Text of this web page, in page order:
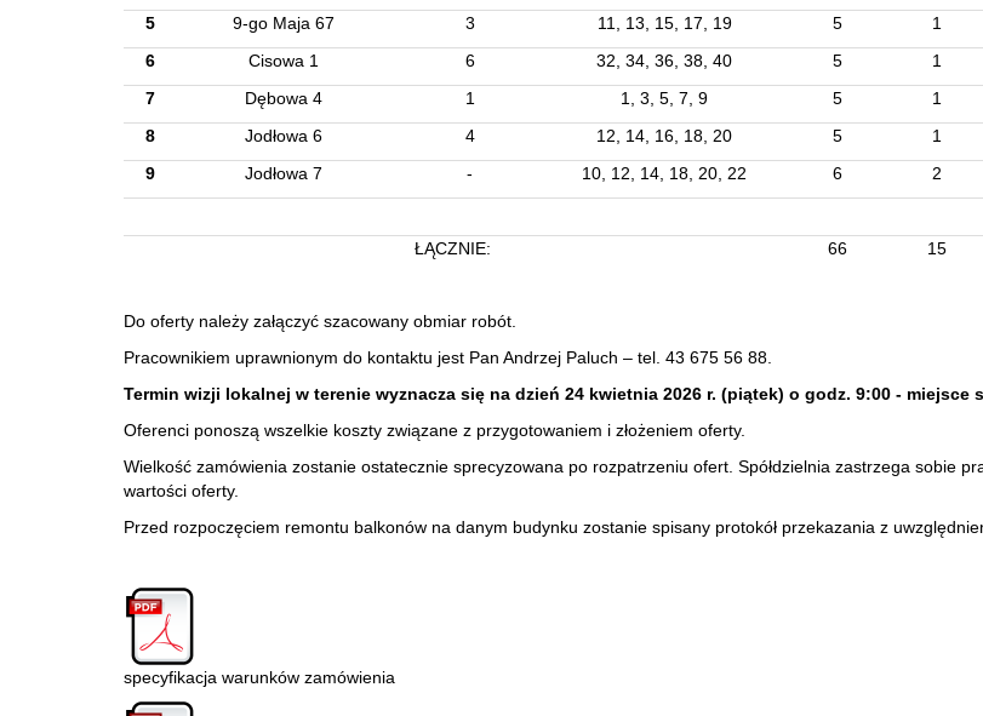
5
9-go Maja 67 3 11, 13, 15, 17, 19 5 1
6
Cisowa 1 6 32, 34, 36, 38, 40 5 1
7
Dębowa 4 1 1, 3, 5, 7, 9 5 1
8
Jodłowa 6 4 12, 14, 16, 18, 20 5 1
9
Jodłowa 7 - 10, 12, 14, 18, 20, 22 6 2
ŁĄCZNIE: 66 15
Do oferty należy załączyć szacowany obmiar robót.
Pracownikiem uprawnionym do kontaktu jest Pan Andrzej Paluch – tel. 43 675 56 88.
Termin wizji lokalnej w terenie wyznacza się na dzień 24 kwietnia 2026 r. (piątek) o godz. 9:00 -
Oferenci ponoszą wszelkie koszty związane z przygotowaniem i złożeniem oferty.
Wielkość zamówienia zostanie ostatecznie sprecyzowana po rozpatrzeniu ofert. Spółdzielnia zastrzega sobie
wartości oferty.
Przed rozpoczęciem remontu balkonów na danym budynku zostanie spisany protokół przekazania z
specyfikacja warunków zamówienia